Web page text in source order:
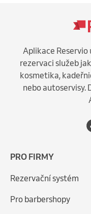
Aplikace Reservio
rezervaci služeb
kosmetika,
nebo autoservisy.
PRO FIRMY
Rezervační systém
Pro barbershopy